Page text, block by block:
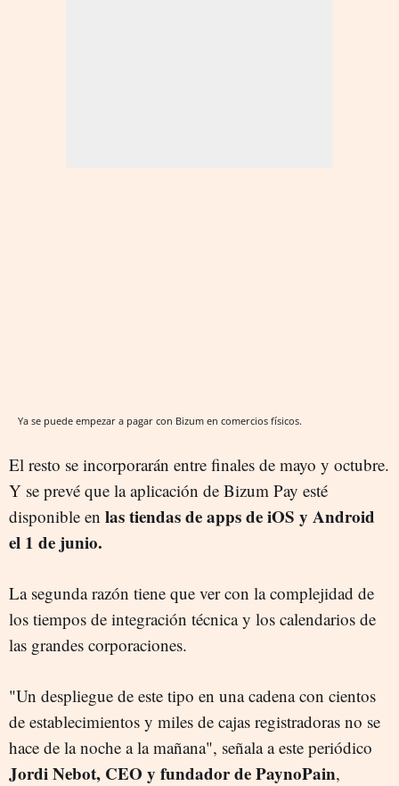
Ya se puede empezar a pagar con Bizum en comercios físicos.
El resto se incorporarán entre finales de mayo y octubre.
Y se prevé que la aplicación de Bizum Pay esté
disponible en las tiendas de apps de iOS y Android
el 1 de junio.
La segunda razón tiene que ver con la complejidad de
los tiempos de integración técnica y los calendarios de
las grandes corporaciones.
"Un despliegue de este tipo en una cadena con cientos
de establecimientos y miles de cajas registradoras no se
hace de la noche a la mañana", señala a este periódico
Jordi Nebot, CEO y fundador de PaynoPain,